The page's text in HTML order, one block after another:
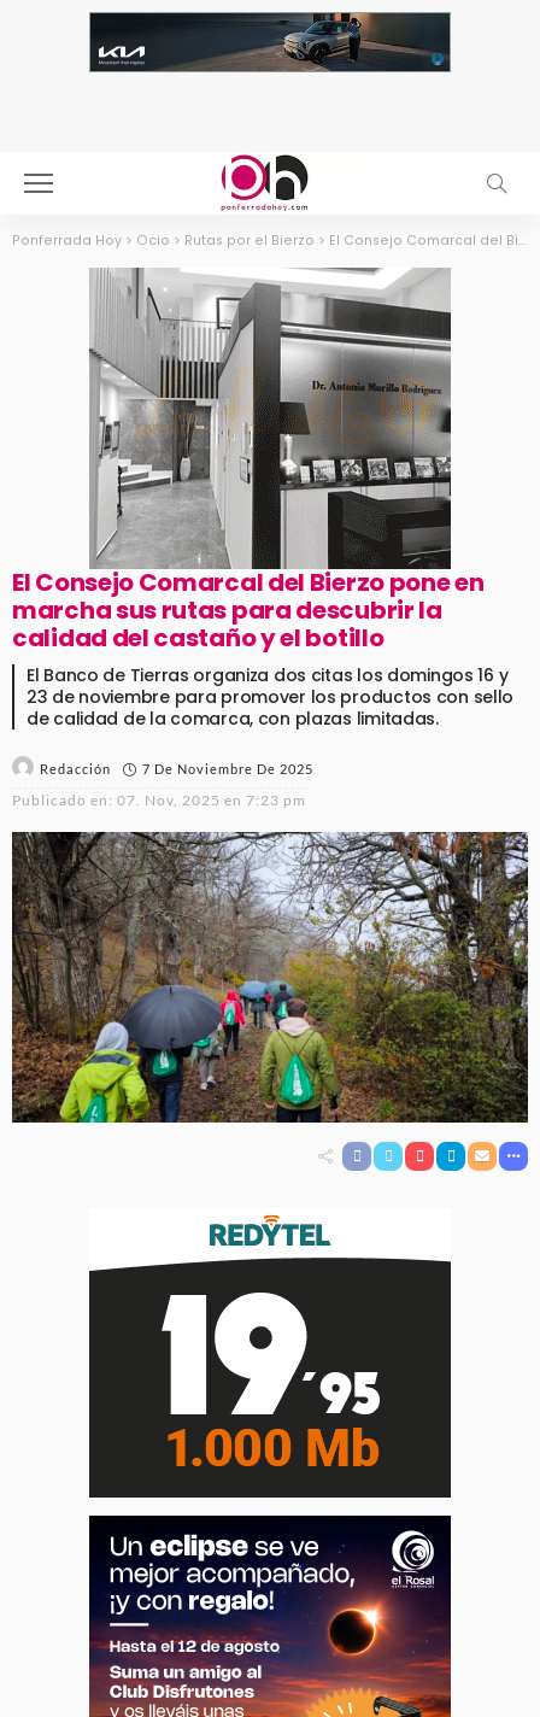
Ponferrada Hoy > Ocio > Rutas por el Bierzo > El Consejo Comarcal del Bierzo pone en marcha sus rutas para descubrir la calidad del castaño y el botillo
El Consejo Comarcal del Bierzo pone en
marcha sus rutas para descubrir la
calidad del castaño y el botillo
El Banco de Tierras organiza dos citas los domingos 16 y
23 de noviembre para promover los productos con sello
de calidad de la comarca, con plazas limitadas.
Redacción 7 De Noviembre De 2025
Publicado en: 07. Nov, 2025 en 7:23 pm